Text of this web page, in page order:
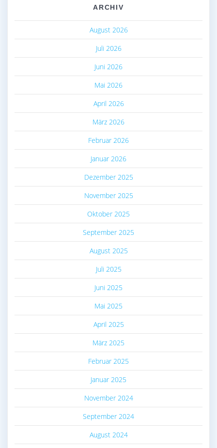
ARCHIV
August 2026
Juli 2026
Juni 2026
Mai 2026
April 2026
März 2026
Februar 2026
Januar 2026
Dezember 2025
November 2025
Oktober 2025
September 2025
August 2025
Juli 2025
Juni 2025
Mai 2025
April 2025
März 2025
Februar 2025
Januar 2025
November 2024
September 2024
August 2024